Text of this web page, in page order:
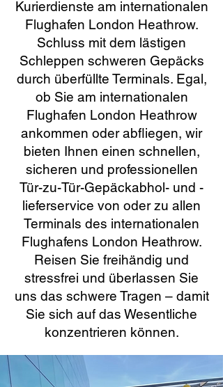
Kurierdienste am internationalen
Flughafen London Heathrow.
Schluss mit dem lästigen
Schleppen schweren Gepäcks
durch überfüllte Terminals. Egal,
ob Sie am internationalen
Flughafen London Heathrow
ankommen oder abfliegen, wir
bieten Ihnen einen schnellen,
sicheren und professionellen
Tür-zu-Tür-Gepäckabhol- und -
lieferservice von oder zu allen
Terminals des internationalen
Flughafens London Heathrow.
Reisen Sie freihändig und
stressfrei und überlassen Sie
uns das schwere Tragen – damit
Sie sich auf das Wesentliche
konzentrieren können.